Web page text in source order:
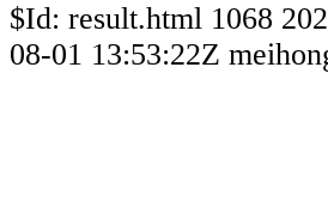
$Id: result.html 1068
08-01 13:53:22Z